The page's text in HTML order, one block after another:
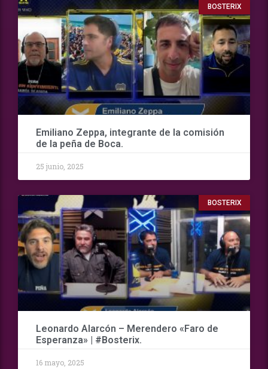
BOSTERIX
Emiliano Zeppa, integrante de la comisión
de la peña de Boca.
25 junio, 2025
BOSTERIX
Leonardo Alarcón – Merendero «Faro de
Esperanza» | #Bosterix.
16 mayo, 2025